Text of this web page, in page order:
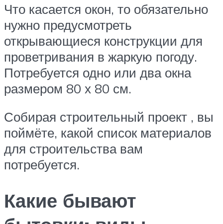
Что касается окон, то обязательно
нужно предусмотреть
открывающиеся конструкции для
проветривания в жаркую погоду.
Потребуется одно или два окна
размером 80 х 80 см.
Собирая строительный проект , вы
поймёте, какой список материалов
для строительства вам
потребуется.
Какие бывают